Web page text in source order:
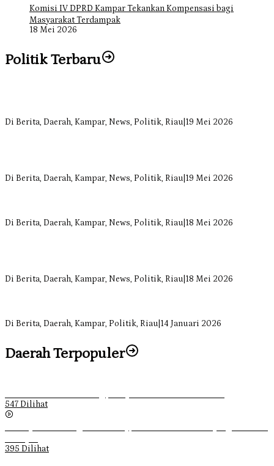
Komisi IV DPRD Kampar Tekankan Kompensasi bagi
Masyarakat Terdampak
18 Mei 2026
Politik Terbaru
Di Berita, Daerah, Kampar, News, Politik, Riau 19 Mei 2026
Di Berita, Daerah, Kampar, News, Politik, Riau 19 Mei 2026
Di Berita, Daerah, Kampar, News, Politik, Riau 18 Mei 2026
Di Berita, Daerah, Kampar, News, Politik, Riau 18 Mei 2026
Di Berita, Daerah, Kampar, Politik, Riau 14 Januari 2026
Daerah Terpopuler
547 Dilihat
395 Dilihat